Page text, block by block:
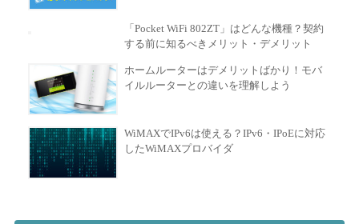
「Pocket WiFi 802ZT」はどんな機種？契約
する前に知るべきメリット・デメリット
ホームルーターはデメリットばかり！モバ
イルルーターとの違いを理解しよう
WiMAXでIPv6は使える？IPv6・IPoEに対応
したWiMAXプロバイダ